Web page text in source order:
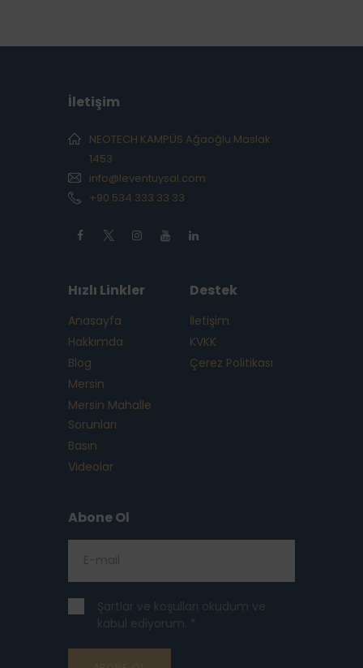
İletişim
NEOTECH KAMPÜS Ağaoğlu Maslak
1453
info@leventuysal.com
+90 534 333 33 33
Hızlı Linkler
Anasayfa
Hakkımda
Blog
Mersin
Mersin Mahalle
Sorunları
Basın
Videolar
Destek
İletişim
KVKK
Çerez Politikası
Abone Ol
Şartlar ve koşulları okudum ve
kabul ediyorum. *